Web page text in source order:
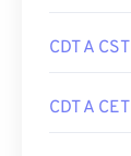
CDT A CST
CDT A CET